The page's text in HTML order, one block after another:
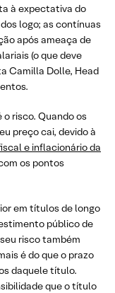
à expectativa do
logo; as contínuas
após ameaça de
(o que deve
Camilla Dolle, Head
risco. Quando os
preço cai, devido à
e inflacionário da
os pontos
em títulos de longo
público de
risco também
é do que o prazo
daquele título.
que o título